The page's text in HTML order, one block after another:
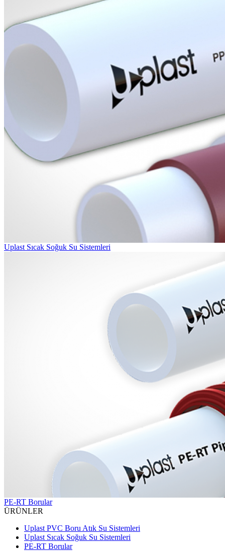
Uplast Sıcak Soğuk Su Sistemleri
PE-RT Borular
ÜRÜNLER
Uplast PVC Boru Atık Su Sistemleri
Uplast Sıcak Soğuk Su Sistemleri
PE-RT Borular